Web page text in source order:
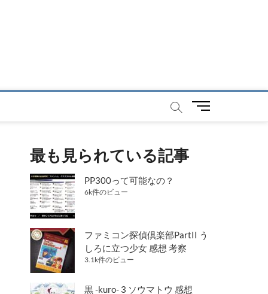
メ
最も見られている記事
PP300って可能なの？
6k件のビュー
ファミコン探偵倶楽部PartII う
しろに立つ少女 感想 考察
3.1k件のビュー
黒 -kuro- 3 ソウマトウ 感想